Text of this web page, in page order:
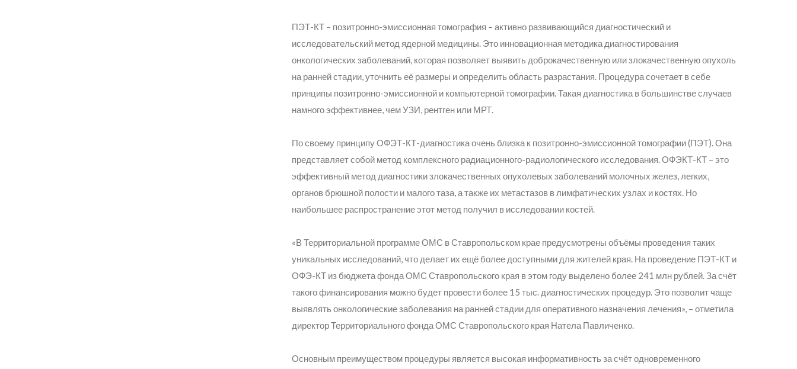
ПЭТ-КТ – позитронно-эмиссионная томография – активно развивающийся диагностический и
исследовательский метод ядерной медицины. Это инновационная методика диагностирования
онкологических заболеваний, которая позволяет выявить доброкачественную или злокачественную опухоль
на ранней стадии, уточнить её размеры и определить область разрастания. Процедура сочетает в себе
принципы позитронно-эмиссионной и компьютерной томографии. Такая диагностика в большинстве случаев
намного эффективнее, чем УЗИ, рентген или МРТ.
По своему принципу ОФЭТ-КТ-диагностика очень близка к позитронно-эмиссионной томографии (ПЭТ). Она
представляет собой метод комплексного радиационного-радиологического исследования. ОФЭКТ-КТ – это
эффективный метод диагностики злокачественных опухолевых заболеваний молочных желез, легких,
органов брюшной полости и малого таза, а также их метастазов в лимфатических узлах и костях. Но
наибольшее распространение этот метод получил в исследовании костей.
«В Территориальной программе ОМС в Ставропольском крае предусмотрены объёмы проведения таких
уникальных исследований, что делает их ещё более доступными для жителей края. На проведение ПЭТ-КТ и
ОФЭ-КТ из бюджета фонда ОМС Ставропольского края в этом году выделено более 241 млн рублей. За счёт
такого финансирования можно будет провести более 15 тыс. диагностических процедур. Это позволит чаще
выявлять онкологические заболевания на ранней стадии для оперативного назначения лечения», – отметила
директор Территориального фонда ОМС Ставропольского края Натела Павличенко.
Основным преимуществом процедуры является высокая информативность за счёт одновременного